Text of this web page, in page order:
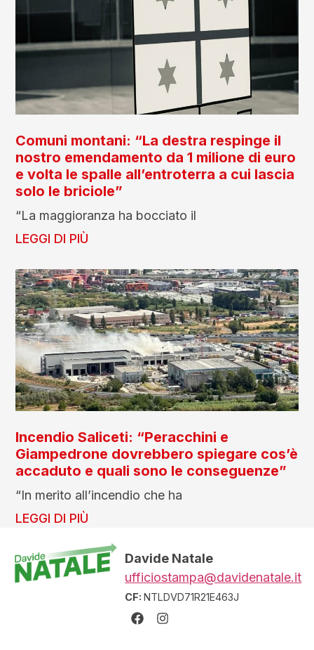
Comuni montani: “La destra respinge il
nostro emendamento da 1 milione di euro
e volta le spalle all’entroterra a cui lascia
solo le briciole”
“La maggioranza ha bocciato il
LEGGI DI PIÙ
Incendio Saliceti: “Peracchini e
Giampedrone dovrebbero spiegare cos’è
accaduto e quali sono le conseguenze”
“In merito all’incendio che ha
LEGGI DI PIÙ
Davide Natale
ufficiostampa@davidenatale.it
CF:NTLDVD71R21E463J